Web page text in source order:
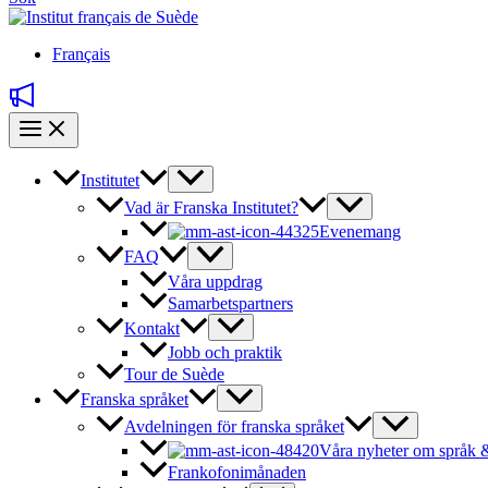
Français
Institutet
Vad är Franska Institutet?
Evenemang
FAQ
Våra uppdrag
Samarbetspartners
Kontakt
Jobb och praktik
Tour de Suède
Franska språket
Avdelningen för franska språket
Våra nyheter om språk
Frankofonimånaden